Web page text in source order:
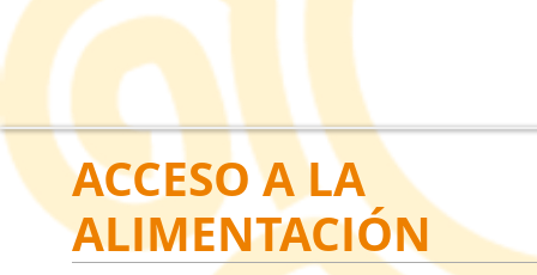
ACCESO A LA
ALIMENTACIÓN